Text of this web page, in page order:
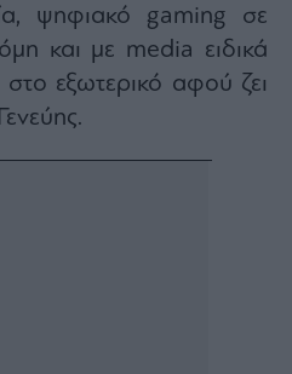
ψηφιακό gaming σε
και με media ειδικά
εξωτερικό αφού ζει